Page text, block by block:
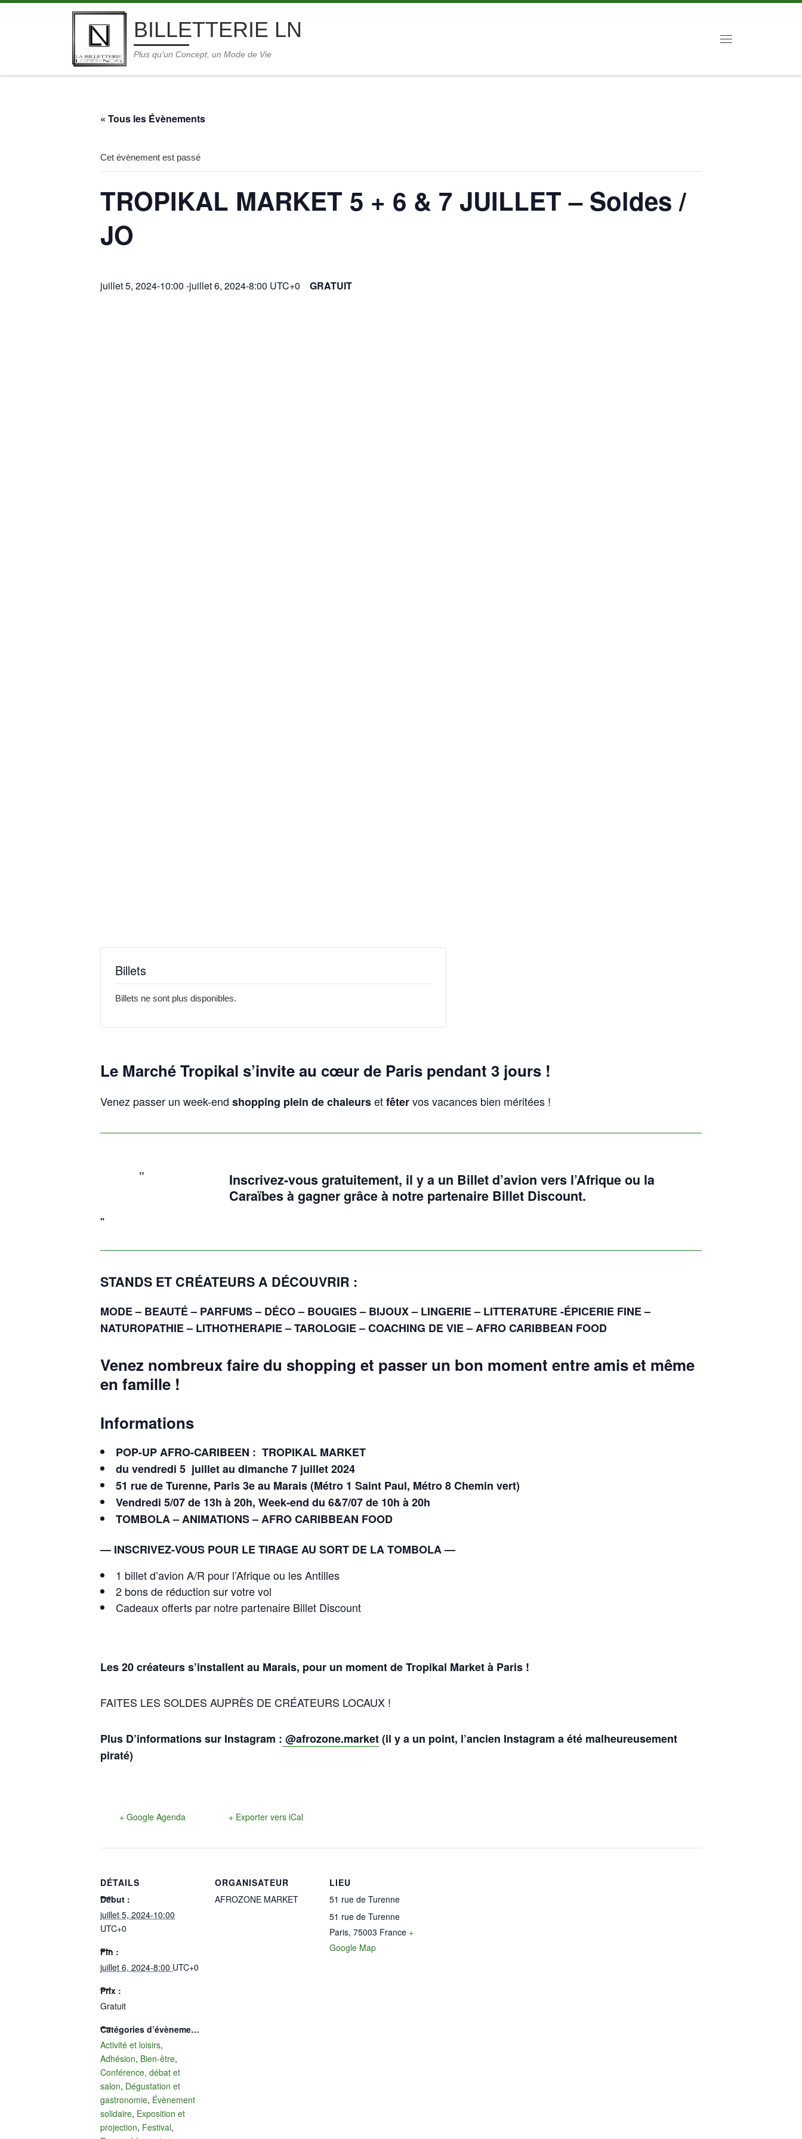
Skip to content
BILLETTERIE LN
Plus qu'un Concept, un Mode de Vie
« Tous les Évènements
Cet évènement est passé
TROPIKAL MARKET 5 + 6 & 7 JUILLET – Soldes /
JO
juillet 5, 2024-10:00 -juillet 6, 2024-8:00 UTC+0 GRATUIT
Billets
Billets ne sont plus disponibles.
Le Marché Tropikal s’invite au cœur de Paris pendant 3 jours !
Venez passer un week-end shopping plein de chaleursetfêtervos vacances bien méritées !
Inscrivez-vous gratuitement, il y a un Billet d’avion vers l’Afrique ou la
Caraïbes à gagner grâce à notre partenaire Billet Discount.
STANDS ET CRÉATEURS A DÉCOUVRIR :
MODE – BEAUTÉ – PARFUMS – DÉCO – BOUGIES – BIJOUX – LINGERIE – LITTERATURE -ÉPICERIE FINE –
NATUROPATHIE – LITHOTHERAPIE – TAROLOGIE – COACHING DE VIE – AFRO CARIBBEAN FOOD
Venez nombreux faire du shopping et passer un bon moment entre amis et même
en famille !
Informations
POP-UP AFRO-CARIBEEN : TROPIKAL MARKET
du vendredi 5 juillet au dimanche 7 juillet 2024
51 rue de Turenne, Paris 3e au Marais (Métro 1 Saint Paul, Métro 8 Chemin vert)
Vendredi 5/07 de 13h à 20h, Week-end du 6&7/07 de 10h à 20h
TOMBOLA – ANIMATIONS – AFRO CARIBBEAN FOOD
— INSCRIVEZ-VOUS POUR LE TIRAGE AU SORT DE LA TOMBOLA —
1 billet d’avion A/R pour l’Afrique ou les Antilles
2 bons de réduction sur votre vol
Cadeaux offerts par notre partenaire Billet Discount
Les 20 créateurs s’installent au Marais, pour un moment de Tropikal Market à Paris !
FAITES LES SOLDES AUPRÈS DE CRÉATEURS LOCAUX !
Plus D’informations sur Instagram : @afrozone.market(il y a un point, l’ancien Instagram a été malheureusement
piraté)
+ Google Agenda + Exporter vers iCal
DÉTAILS
Début :
juillet 5, 2024-10:00
UTC+0
Fin :
juillet 6, 2024-8:00 UTC+0
Prix :
Gratuit
Catégories d’évènement:
Activité et loisirs,
Adhésion, Bien-être,
Conférence, débat et
salon, Dégustation et
gastronomie, Évènement
solidaire, Exposition et
projection, Festival,
ORGANISATEUR
AFROZONE MARKET
LIEU
51 rue de Turenne
51 rue de Turenne
Paris, 75003 France +
Google Map